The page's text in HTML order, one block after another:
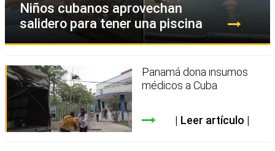
Niños cubanos aprovechan
salidero para tener una piscina
Panamá dona insumos
médicos a Cuba
Leer artículo